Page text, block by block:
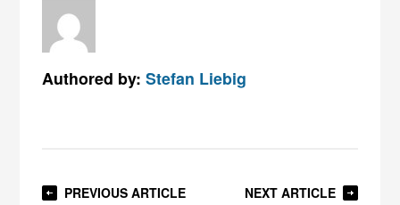
Authored by:Stefan Liebig
PREVIOUS ARTICLE NEXT ARTICLE